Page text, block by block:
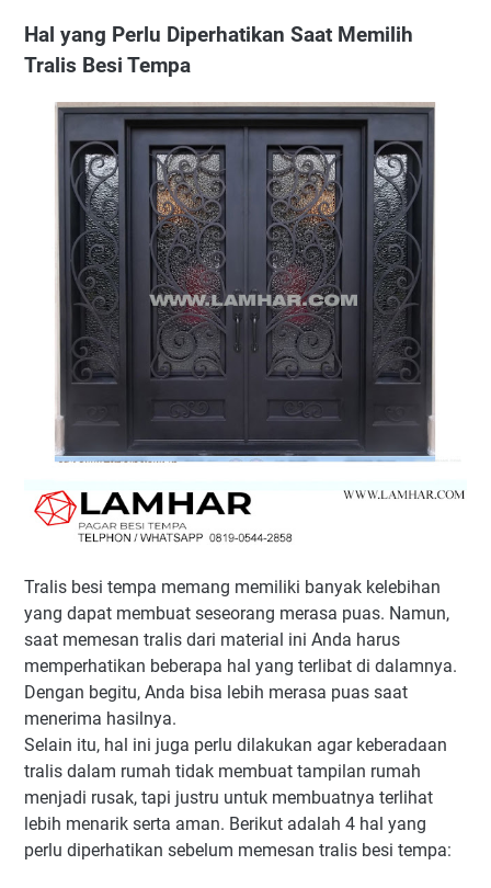
Hal yang Perlu Diperhatikan Saat Memilih
Tralis Besi Tempa
Tralis besi tempa memang memiliki banyak kelebihan
yang dapat membuat seseorang merasa puas. Namun,
saat memesan tralis dari material ini Anda harus
memperhatikan beberapa hal yang terlibat di dalamnya.
Dengan begitu, Anda bisa lebih merasa puas saat
menerima hasilnya.
Selain itu, hal ini juga perlu dilakukan agar keberadaan
tralis dalam rumah tidak membuat tampilan rumah
menjadi rusak, tapi justru untuk membuatnya terlihat
lebih menarik serta aman. Berikut adalah 4 hal yang
perlu diperhatikan sebelum memesan tralis besi tempa: